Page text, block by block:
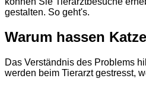
gestalten. So geht's.
Warum hassen
Das Verständnis des Problems
werden beim Tierarzt gestresst,